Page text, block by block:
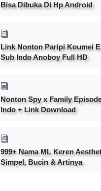
Bisa Dibuka Di Hp Android
Link Nonton Paripi Koumei
Sub Indo Anoboy Full HD
Nonton Spy x Family
Indo + Link Download
999+ Nama ML Keren
Simpel, Bucin & Artinya